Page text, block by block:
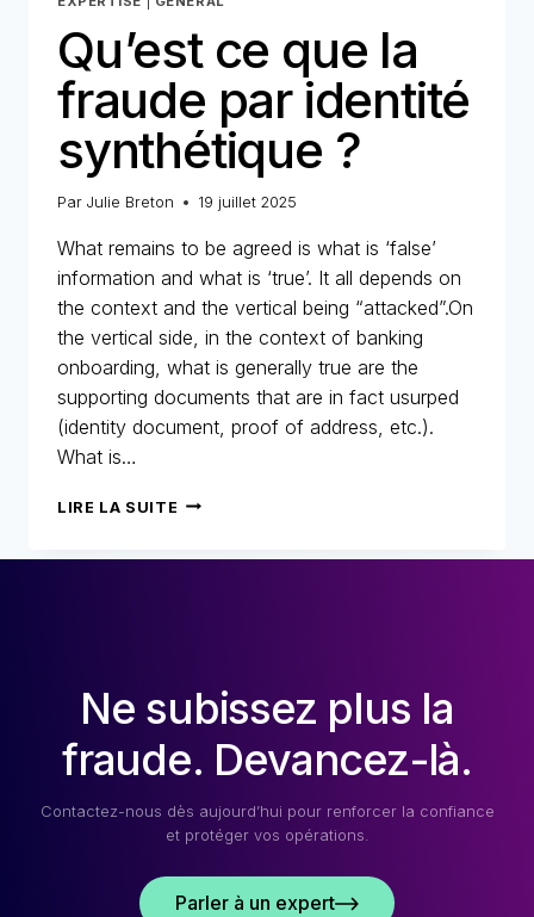
Qu’est ce que la
fraude par identité
synthétique ?
Par Julie Breton 19 juillet 2025
What remains to be agreed is what is ‘false’
information and what is ‘true’. It all depends on
the context and the vertical being “attacked”.On
the vertical side, in the context of banking
onboarding, what is generally true are the
supporting documents that are in fact usurped
(identity document, proof of address, etc.).
What is…
LIRE LA SUITE QU’EST
Ne subissez plus la
fraude. Devancez-là.
Contactez-nous dès aujourd’hui pour renforcer la confiance
et protéger vos opérations.
Parler à un expert